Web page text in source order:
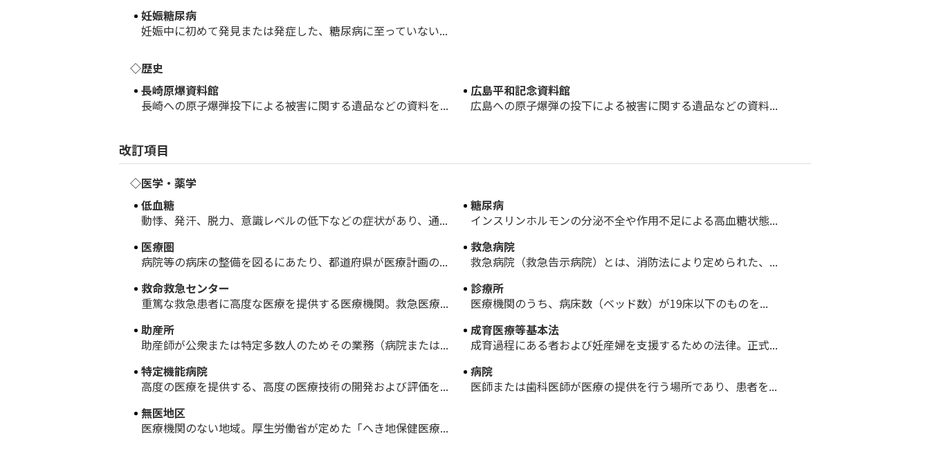
妊娠糖尿病
妊娠中に初めて発見または発症した、糖尿病に至っていない...
◇歴史
長崎原爆資料館
長崎への原子爆弾投下による被害に関する遺品などの資料を...
広島平和記念資料館
広島への原子爆弾の投下による被害に関する遺品などの資料...
改訂項目
◇医学・薬学
低血糖
動悸、発汗、脱力、意識レベルの低下などの症状があり、通...
糖尿病
インスリンホルモンの分泌不全や作用不足による高血糖状態...
医療圏
病院等の病床の整備を図るにあたり、都道府県が医療計画の...
救急病院
救急病院（救急告示病院）とは、消防法により定められた、...
救命救急センター
重篤な救急患者に高度な医療を提供する医療機関。救急医療...
診療所
医療機関のうち、病床数（ベッド数）が19床以下のものを...
助産所
助産師が公衆または特定多数人のためその業務（病院または...
成育医療等基本法
成育過程にある者および妊産婦を支援するための法律。正式...
特定機能病院
高度の医療を提供する、高度の医療技術の開発および評価を...
病院
医師または歯科医師が医療の提供を行う場所であり、患者を...
無医地区
医療機関のない地域。厚生労働省が定めた「へき地保健医療...